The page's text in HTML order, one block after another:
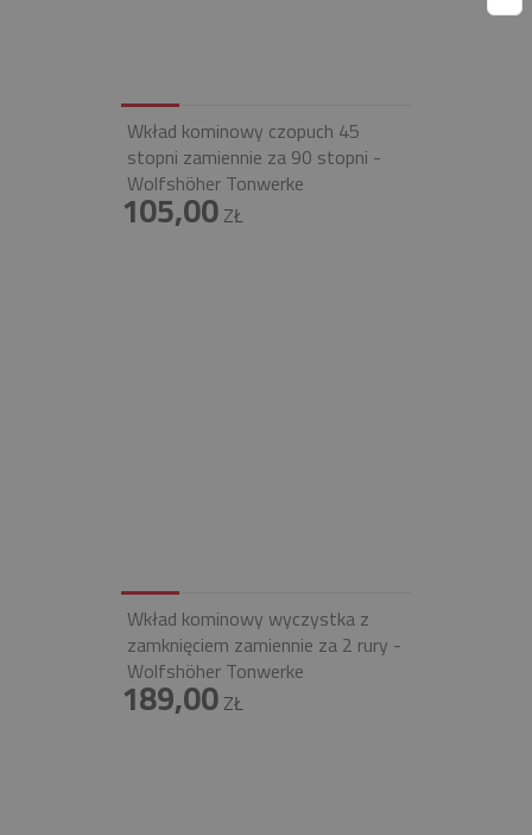
Wkład kominowy czopuch 45
stopni zamiennie za 90 stopni -
Wolfshöher Tonwerke
105,00ZŁ
Wkład kominowy wyczystka z
zamknięciem zamiennie za 2 rury -
Wolfshöher Tonwerke
189,00ZŁ